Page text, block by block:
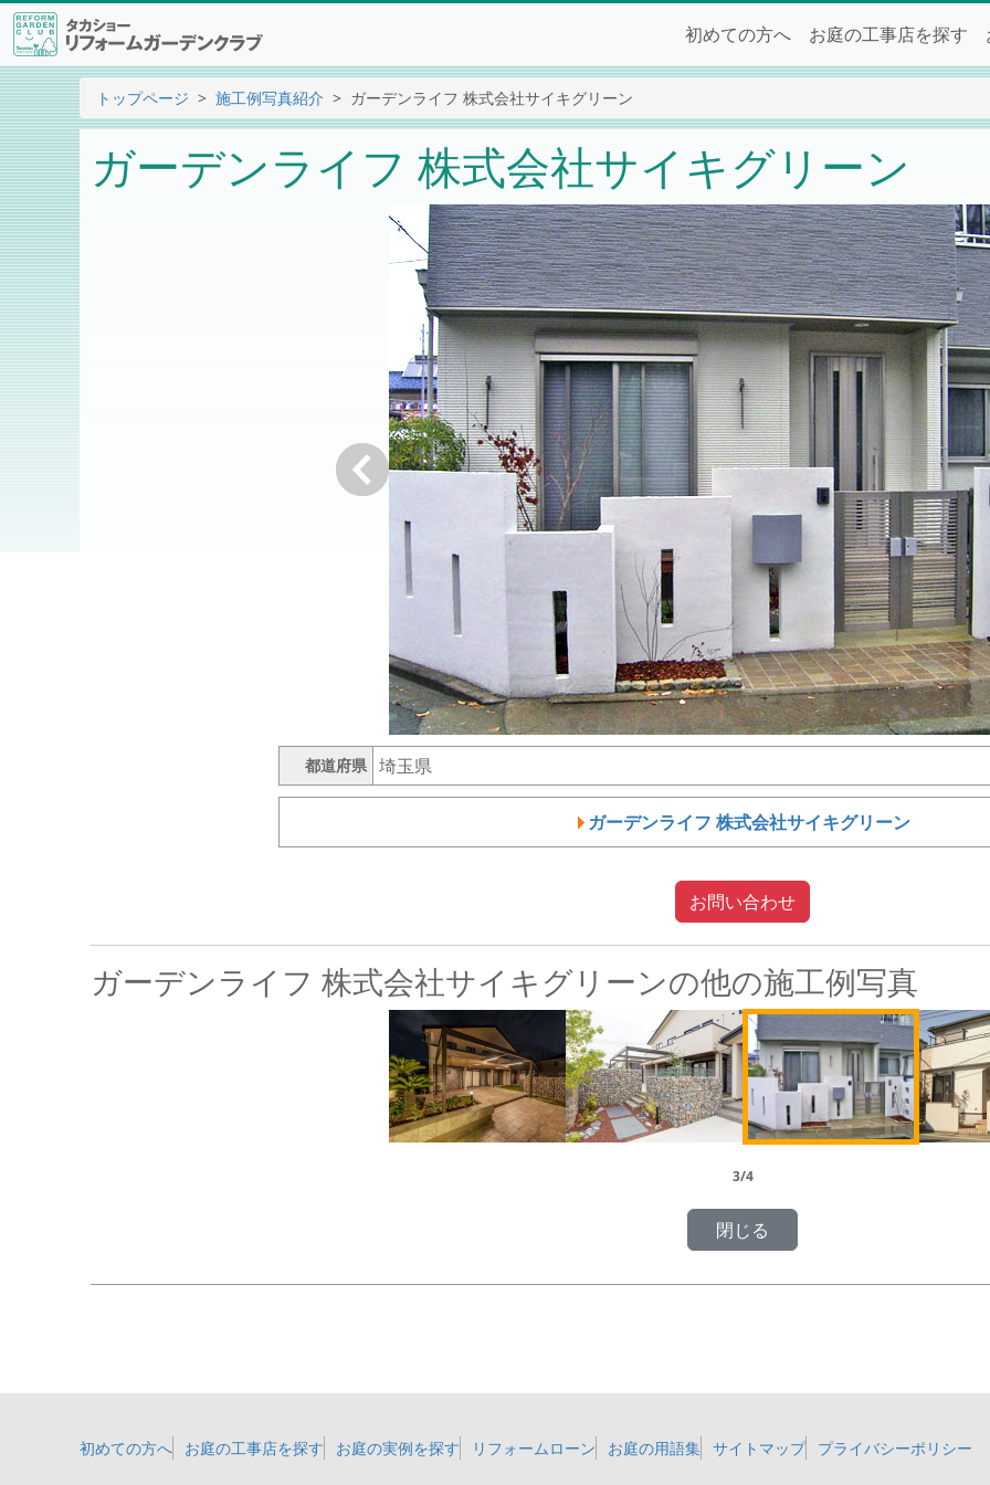
初めての方へ お庭の工事店を探す
トップページ 施工例写真紹介 ガーデンライフ 株式会社サイキグリーン
ガーデンライフ 株式会社サイキグリーン
都道府県 埼玉県
ガーデンライフ 株式会社サイキグリーン
お問い合わせ
ガーデンライフ 株式会社サイキグリーンの他の施工例写真
3/4
初めての方へ お庭の工事店を探す お庭の実例を探す リフォームローン お庭の用語集 サイトマップ プライバシーポリシー